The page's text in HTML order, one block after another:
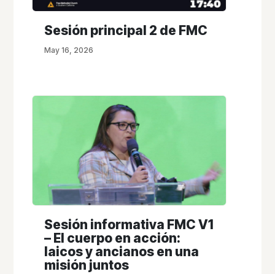
Sesión principal 2 de FMC
May 16, 2026
Sesión informativa FMC V1
– El cuerpo en acción:
laicos y ancianos en una
misión juntos